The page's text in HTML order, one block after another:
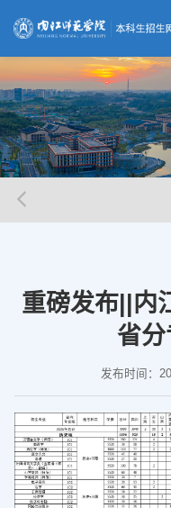
重磅发布||内
省
发布时间：